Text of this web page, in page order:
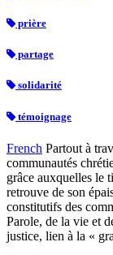
prière
partage
solidarité
témoignage
French Partout à
communautés
grâce auxquelles le
retrouve de son
constitutifs des
Parole, de la vie et
justice, lien à la «